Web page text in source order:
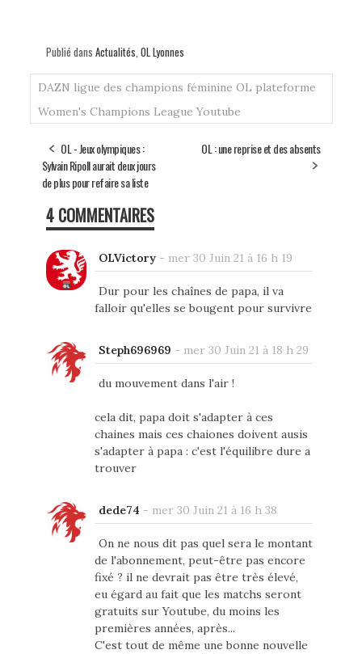
Publié dans Actualités, OL Lyonnes
DAZN ligue des champions féminine OL plateforme
Women's Champions League Youtube
OL - Jeux olympiques :
Sylvain Ripoll aurait deux jours
de plus pour refaire sa liste
OL : une reprise et des absents
4 COMMENTAIRES
OLVictory- mer 30 Juin 21 à 16 h 19
Dur pour les chaînes de papa, il va
falloir qu'elles se bougent pour survivre
Steph696969 - mer 30 Juin 21 à 18 h 29
du mouvement dans l'air !
cela dit, papa doit s'adapter à ces
chaines mais ces chaiones doivent ausis
s'adapter à papa : c'est l'équilibre dure a
trouver
dede74 - mer 30 Juin 21 à 16 h 38
On ne nous dit pas quel sera le montant
de l'abonnement, peut-être pas encore
fixé ? il ne devrait pas être très élevé,
eu égard au fait que les matchs seront
gratuits sur Youtube, du moins les
premières années, après...
C'est tout de même une bonne nouvelle